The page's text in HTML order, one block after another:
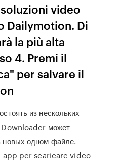
video
Dailymotion. Di
la più alta
4. Premi il
per salvare il
из нескольких
Downloader может
новых одном файле.
app per scaricare video